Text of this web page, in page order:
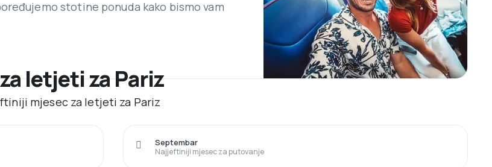
stotine ponuda kako bismo vam
letjeti za Pariz
mjesec za letjeti za Pariz
Najjeftiniji mjesec za putovanje
Septembar